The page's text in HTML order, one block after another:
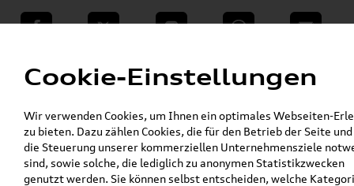
teilen Twitter Instagram WhatsApp E-Mail
VW Shop - VW Originalteile und Zubehör »
% Sale »
Original Audi Trinkflasche, Kinder, grün
3202601100
Cookie-Einstellungen
Wir verwenden Cookies, um Ihnen ein optimales Webseiten-
zu bieten. Dazu zählen Cookies, die für den Betrieb der Seite
die Steuerung unserer kommerziellen Unternehmensziele
sind, sowie solche, die lediglich zu anonymen Statistikzwecken
genutzt werden. Sie können selbst entscheiden, welche